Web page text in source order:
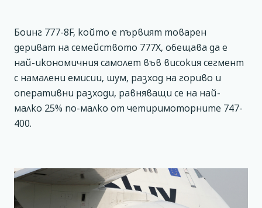
Боинг 777-8F, който е първият товарен
дериват на семейството 777Х, обещава да е
най-икономичния самолет във високия сегмент
с намалени емисии, шум, разход на гориво и
оперативни разходи, равняващи се на най-
малко 25% по-малко от четиримоторните 747-
400.